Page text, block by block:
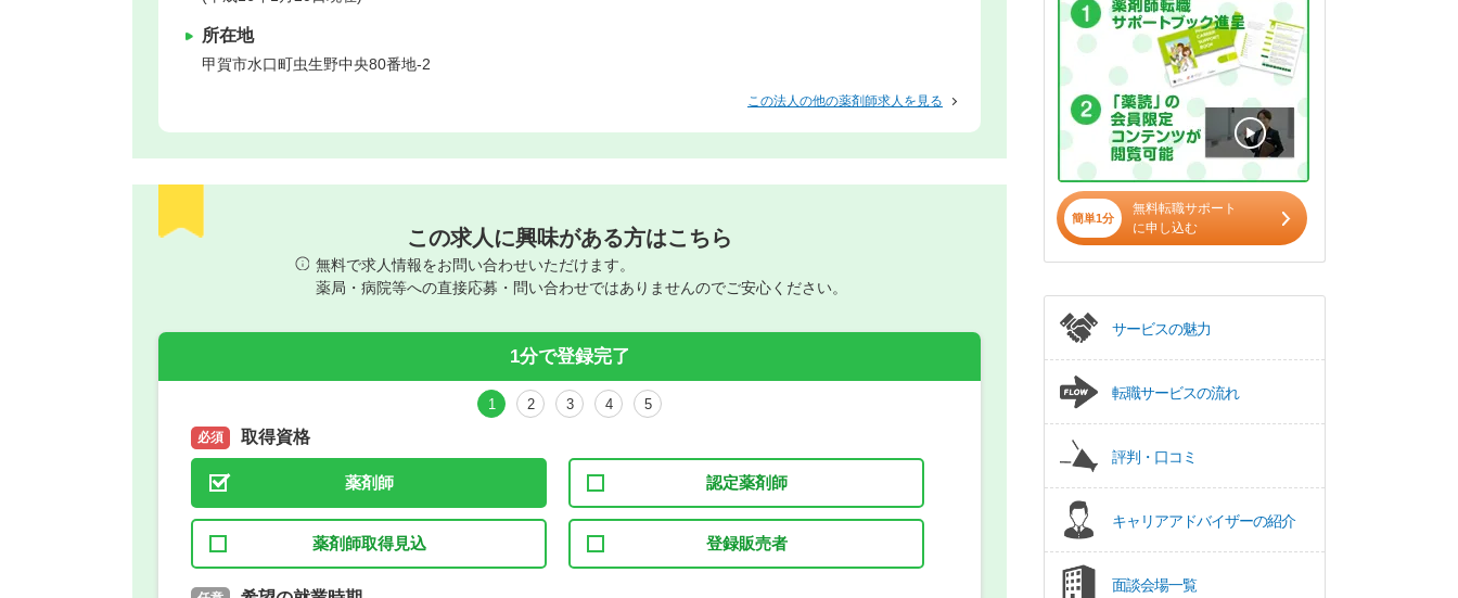
所在地
甲賀市水口町虫生野中央80番地-2
この法人の他の薬剤師求人を見る
この求人に興味がある方はこちら
無料で求人情報をお問い合わせいただけます。
薬局・病院等への直接応募・問い合わせではありませんのでご安心ください。
1分で登録完了
1 2 3 4 5
必須 取得資格
薬剤師 認定薬剤師
薬剤師取得見込 登録販売者
希望の働き方
簡単1分
無料転職サポート
に申し込む
サービスの魅力
転職サービスの流れ
評判・口コミ
キャリアアドバイザーの紹介
面談会場一覧